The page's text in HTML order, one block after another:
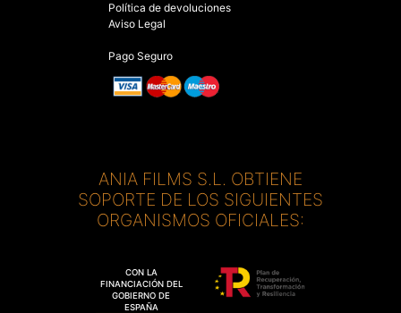
Política de devoluciones
Aviso Legal
Pago Seguro
ANIA FILMS S.L. OBTIENE
SOPORTE DE LOS SIGUIENTES
ORGANISMOS OFICIALES:
CON LA
FINANCIACIÓN DEL
GOBIERNO DE
ESPAÑA